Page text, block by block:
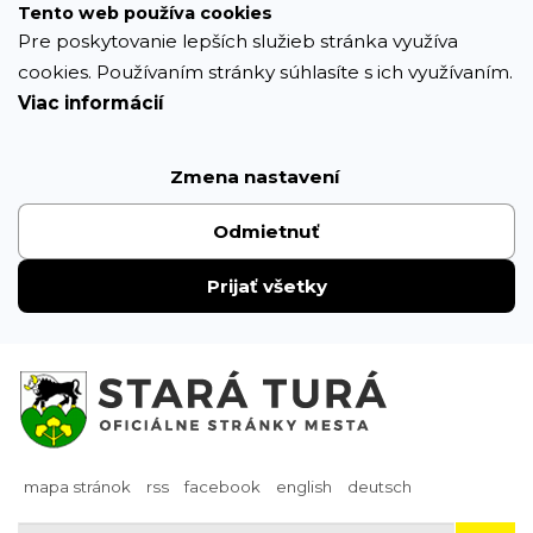
Prejsť
obsahu
Tento web používa cookies
Pre poskytovanie lepších služieb stránka využíva
cookies. Používaním stránky súhlasíte s ich využívaním.
Viac informácií
Zmena nastavení
Odmietnuť
Prijať všetky
mapa stránok rss facebook english deutsch